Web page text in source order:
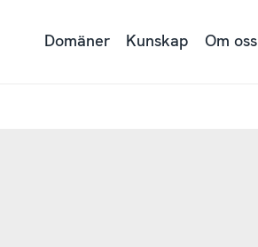
Domäner Kunskap Om oss